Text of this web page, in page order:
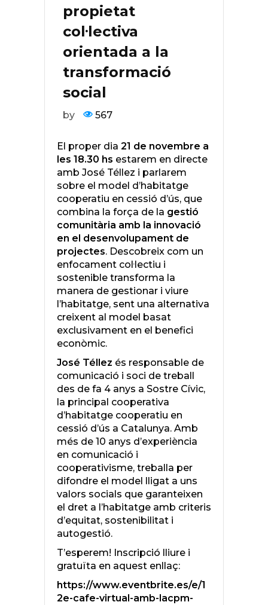
propietat
col·lectiva
orientada a la
transformació
social
by 567
El proper dia 21 de novembre a
les 18.30 hs estarem en directe
amb José Téllez i parlarem
sobre el model d’habitatge
cooperatiu en cessió d’ús, que
combina la força de la gestió
comunitària amb la innovació
en el desenvolupament de
projectes. Descobreix com un
enfocament col·lectiu i
sostenible transforma la
manera de gestionar i viure
l’habitatge, sent una alternativa
creixent al model basat
exclusivament en el benefici
econòmic.
José Téllez és responsable de
comunicació i soci de treball
des de fa 4 anys a Sostre Cívic,
la principal cooperativa
d’habitatge cooperatiu en
cessió d’ús a Catalunya. Amb
més de 10 anys d’experiència
en comunicació i
cooperativisme, treballa per
difondre el model lligat a uns
valors socials que garanteixen
el dret a l’habitatge amb criteris
d’equitat, sostenibilitat i
autogestió.
T’esperem! Inscripció lliure i
gratuïta en aquest enllaç:
https://www.eventbrite.es/e/1
2e-cafe-virtual-amb-lacpm-